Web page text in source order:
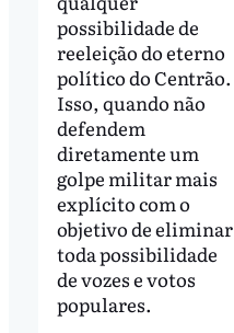
possibilidade de
reeleição do eterno
político do Centrão.
Isso, quando não
defendem
diretamente um
golpe militar mais
explícito com o
objetivo de eliminar
toda possibilidade
de vozes e votos
populares.